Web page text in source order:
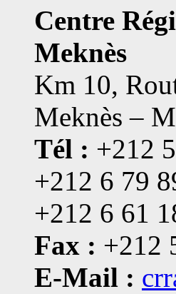
Centre
Meknès
Km 10,
Meknès –
Tél : +212
+212 6 79
+212 6 61
Fax : +212
E-Mail :